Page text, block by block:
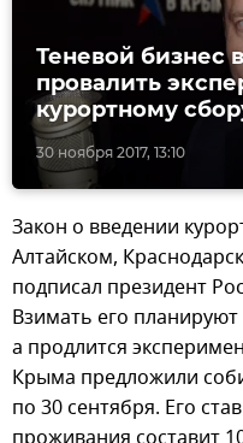
30 ноября 2017, 13:10
Теневой бизнес
провалить
курортному
Закон о введении
Алтайском,
подписал президент
Взимать его
а продлится
Крыма предложили
по 30 сентября. Его